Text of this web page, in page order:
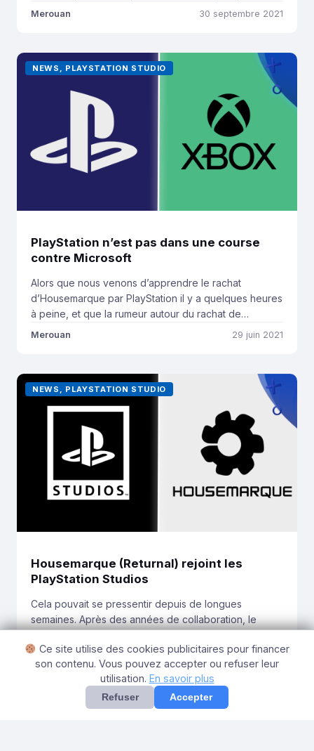
que le constructeur japonais a décidé de poursuivre
Alors que nous pouvions peut-être […]
Merouan 30 septembre 2021
NEWS, PLAYSTATION STUDIO
PlayStation n’est pas dans une course
contre Microsoft
Alors que nous venons d’apprendre le rachat
d’Housemarque par PlayStation il y a quelques heures
à peine, et que la rumeur autour du rachat de
Bluepoint s’intensifie, la communication du
la tête des PlayStation Studios, vient clarifier certaines
informations autour de […]
Merouan 29 juin 2021
NEWS, PLAYSTATION STUDIO
Housemarque (Returnal) rejoint les
PlayStation Studios
Cela pouvait se pressentir depuis de longues
semaines. Après des années de collaboration, le
racheté par PlayStation. Alors que le studio avait
accompagné le lancement de la PlayStation 4 avec
Resogun, en 2013, le studio finlandais était de
nouveau présent aux côtés de PlayStation pour
accompagner les premiers mois de […]
Merouan 29 juin 2021
Ce site utilise des cookies publicitaires pour financer
son contenu. Vous pouvez accepter ou refuser leur
utilisation. En savoir plus
Refuser Accepter